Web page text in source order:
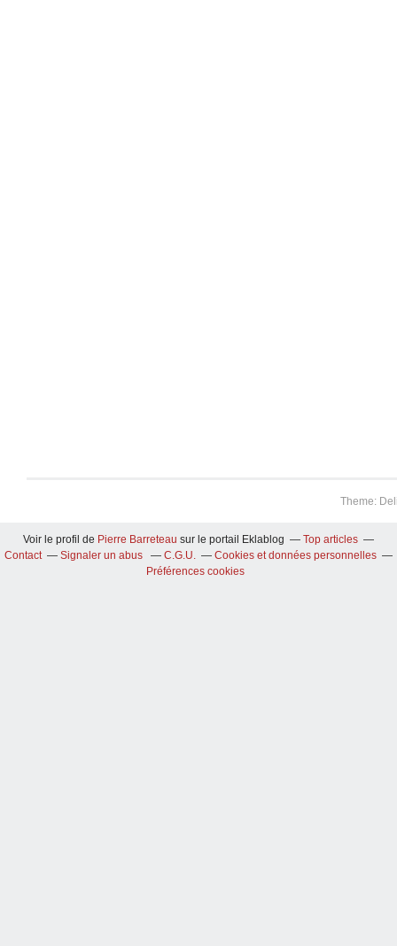
Theme:
Voir le profil de Pierre Barreteau sur le portail Eklablog
Top articles
Contact
Signaler un abus C.G.U.
Cookies et données personnelles
Préférences cookies